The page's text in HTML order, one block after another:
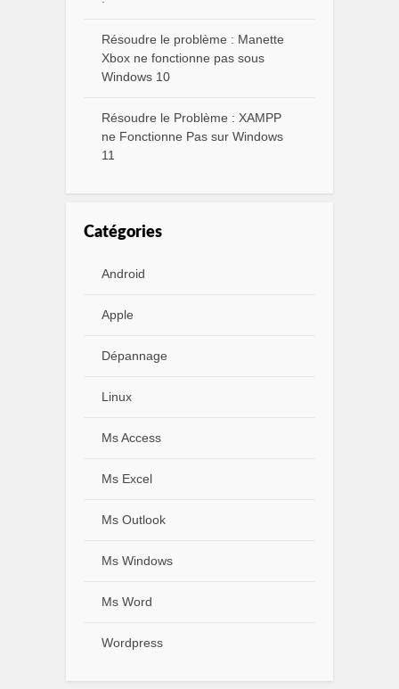
Résoudre le problème : Manette
Xbox ne fonctionne pas sous
Windows 10
Résoudre le Problème : XAMPP
ne Fonctionne Pas sur Windows
11
Catégories
Android
Apple
Dépannage
Linux
Ms Access
Ms Excel
Ms Outlook
Ms Windows
Ms Word
Wordpress